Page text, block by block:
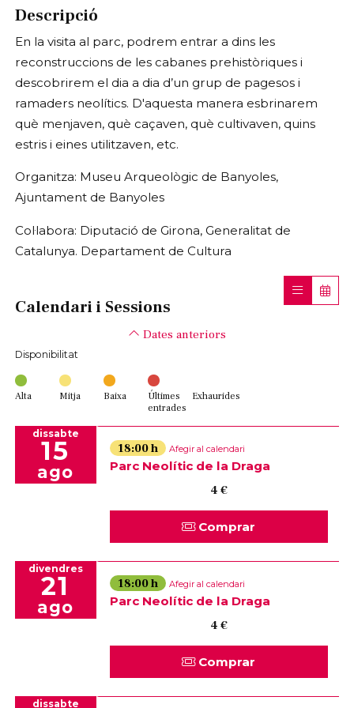
Descripció
En la visita al parc, podrem entrar a dins les
reconstruccions de les cabanes prehistòriques i
descobrirem el dia a dia d’un grup de pagesos i
ramaders neolítics. D'aquesta manera esbrinarem
què menjaven, què caçaven, què cultivaven, quins
estris i eines utilitzaven, etc.
Organitza: Museu Arqueològic de Banyoles,
Ajuntament de Banyoles
Col·labora: Diputació de Girona, Generalitat de
Catalunya. Departament de Cultura
Calendari i Sessions
Dates anteriors
Disponibilitat
Alta Mitja Baixa
Últimes
entrades
Exhaurides
dissabte
15
ago
18:00 h Afegir al calendari
Parc Neolític de la Draga
4 €
Comprar
divendres
21
ago
18:00 h Afegir al calendari
Parc Neolític de la Draga
4 €
Comprar
dissabte